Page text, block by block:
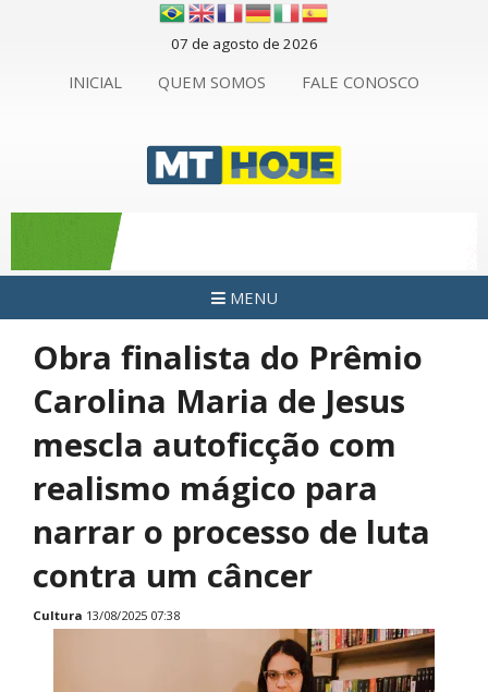
07 de agosto de 2026
INICIAL QUEM SOMOS FALE CONOSCO
MENU
Obra finalista do Prêmio
Carolina Maria de Jesus
mescla autoficção com
realismo mágico para
narrar o processo de luta
contra um câncer
Cultura 13/08/2025 07:38